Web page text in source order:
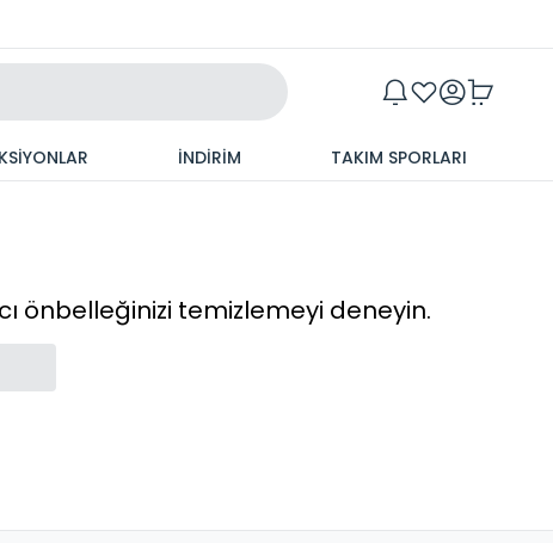
İNDİRİM TAKIM SPORLARI
önbelleğinizi temizlemeyi deneyin.